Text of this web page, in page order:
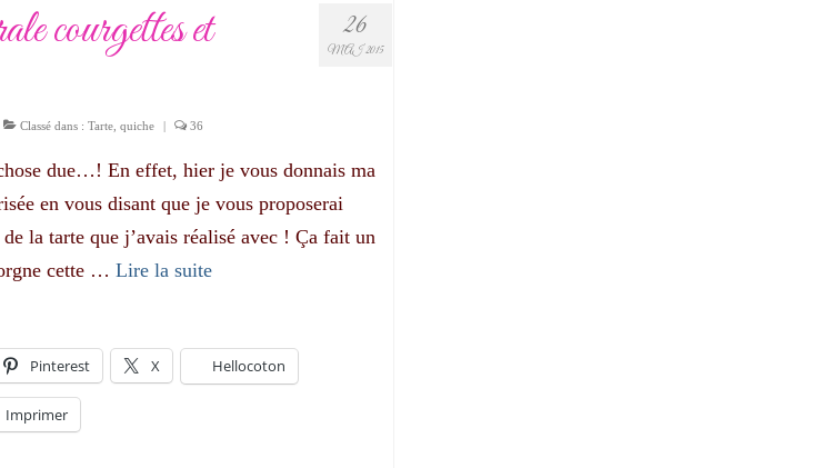
26
MAI 2015
courgettes et
Classé dans : Tarte, quiche 36
due…! En effet, hier je vous donnais ma
en vous disant que je vous proposerai
la tarte que j’avais réalisé avec ! Ça fait un
cette … Lire la suite­­
Pinterest X Hellocoton
Imprimer